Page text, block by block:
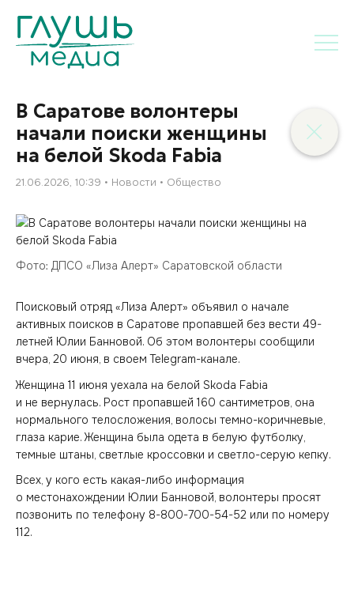
В Саратове волонтеры
начали поиски женщины
на белой Skoda Fabia
21.06.2026, 10:39 Новости Общество
Фото: ДПСО «Лиза Алерт» Саратовской области
Поисковый отряд «Лиза Алерт» объявил о начале
активных поисков в Саратове пропавшей без вести 49-
летней Юлии Банновой. Об этом волонтеры сообщили
вчера, 20 июня, в своем Telegram-канале.
Женщина 11 июня уехала на белой Skoda Fabia
и не вернулась. Рост пропавшей 160 сантиметров, она
нормального телосложения, волосы темно-коричневые,
глаза карие. Женщина была одета в белую футболку,
темные штаны, светлые кроссовки и светло-серую кепку.
Всех, у кого есть какая-либо информация
о местонахождении Юлии Банновой, волонтеры просят
позвонить по телефону 8-800-700-54-52 или по номеру
112.